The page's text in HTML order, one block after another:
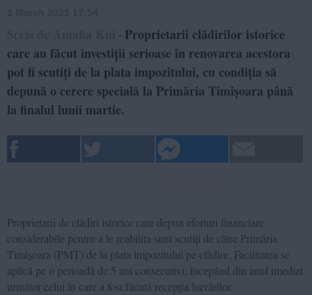
- Proprietarii clădirilor istorice
care au făcut investiții serioase în renovarea acestora
pot fi scutiți de la plata impozitului, cu condiția să
depună o cerere specială la Primăria Timișoara până
la finalul lunii martie.
Proprietarii de clădiri istorice care depun eforturi financiare
considerabile pentru a le reabilita sunt scutiți de către Primăria
Timișoara (PMT) de la plata impozitului pe clădire. Facilitatea se
aplică pe o perioadă de 5 ani consecutivi, începând din anul imediat
următor celui în care a fost făcută recepția lucrărilor.